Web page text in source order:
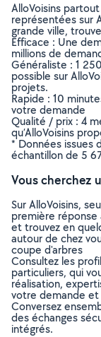
AlloVoisins
représentées sur
grande ville,
Efficace : Une
millions de
Généraliste : 1
possible sur
projets.
Rapide : 10
votre demande
Qualité / prix : 4
qu’AlloVoisins
* Données issues
échantillon de 5
Vous cherchez
Sur AlloVoisins,
première
et trouvez en
autour de chez
coupe d'arbres
Consultez les
particuliers, qui
réalisation,
votre demande
Conversez
des échanges
intégrés.